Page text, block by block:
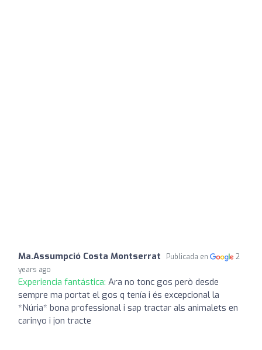
Ma.Assumpció Costa Montserrat Publicada en
2
years ago
Experiencia fantástica: Ara no tonc gos però desde
sempre ma portat el gos q tenía i és excepcional la
*Núria* bona professional i sap tractar als animalets en
carinyo i jon tracte